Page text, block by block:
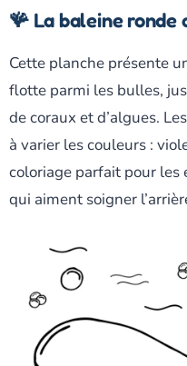
🪸 La baleine ronde
Cette planche présente
flotte parmi les bulles,
de coraux et d’algues.
à varier les couleurs :
coloriage parfait pour les
qui aiment soigner